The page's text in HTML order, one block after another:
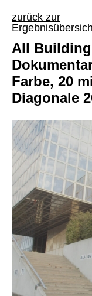
zurück zur
All
Farbe, 20
Diagonale